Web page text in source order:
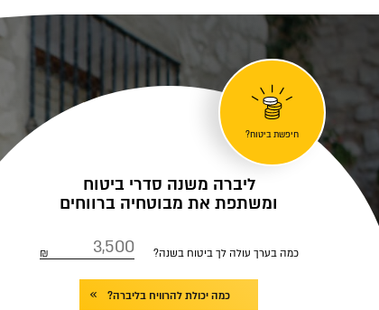
חיפשת ביטוח?
ליברה משנה סדרי ביטוח
ומשתפת את מבוטחיה ברווחים
כמה בערך עולה לך ביטוח בשנה?
כמה יכולת להרוויח בליברה?